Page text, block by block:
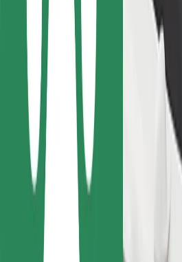
Ételfutároknak
Bolt Food
Flottapartnereknek
Éttermeknek
Bolt for Business
Egyéb
Beszállítók
Felhasználási feltételek
Biztonság